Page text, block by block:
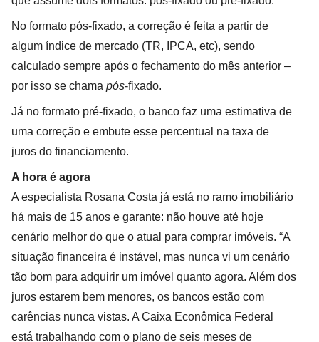
No formato pós-fixado, a correção é feita a partir de
algum índice de mercado (TR, IPCA, etc), sendo
calculado sempre após o fechamento do mês anterior –
por isso se chama pós-fixado.
Já no formato pré-fixado, o banco faz uma estimativa de
uma correção e embute esse percentual na taxa de
juros do financiamento.
A hora é agora
A especialista Rosana Costa já está no ramo imobiliário
há mais de 15 anos e garante: não houve até hoje
cenário melhor do que o atual para comprar imóveis. “A
situação financeira é instável, mas nunca vi um cenário
tão bom para adquirir um imóvel quanto agora. Além dos
juros estarem bem menores, os bancos estão com
carências nunca vistas. A Caixa Econômica Federal
está trabalhando com o plano de seis meses de